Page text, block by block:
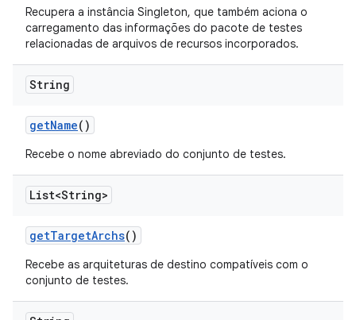
Recupera a instância Singleton, que também aciona o
carregamento das informações do pacote de testes
relacionadas de arquivos de recursos incorporados.
String
getName()
Recebe o nome abreviado do conjunto de testes.
List<String>
getTargetArchs()
Recebe as arquiteturas de destino compatíveis com o
conjunto de testes.